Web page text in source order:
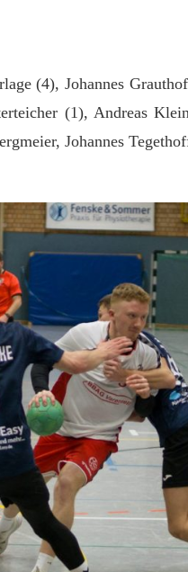
(4), Johannes
(1), Andreas
Johannes